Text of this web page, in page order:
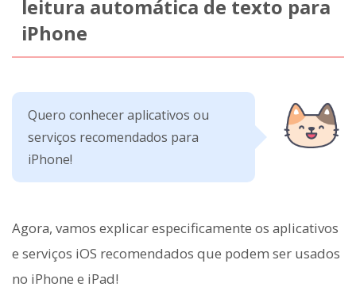
leitura automática de texto para
iPhone
Quero conhecer aplicativos ou
serviços recomendados para
iPhone!
Agora, vamos explicar especificamente os aplicativos
e serviços iOS recomendados que podem ser usados
no iPhone e iPad!